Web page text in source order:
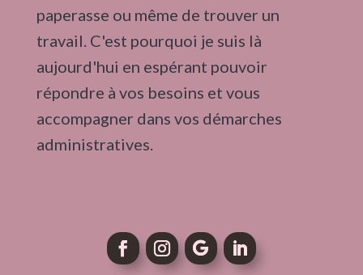
paperasse ou même de trouver un
travail. C'est pourquoi je suis là
aujourd'hui en espérant pouvoir
répondre à vos besoins et vous
accompagner dans vos démarches
administratives.